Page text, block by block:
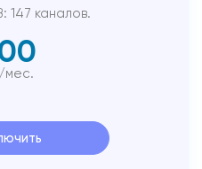
оплаты
147 каналов.
мес.